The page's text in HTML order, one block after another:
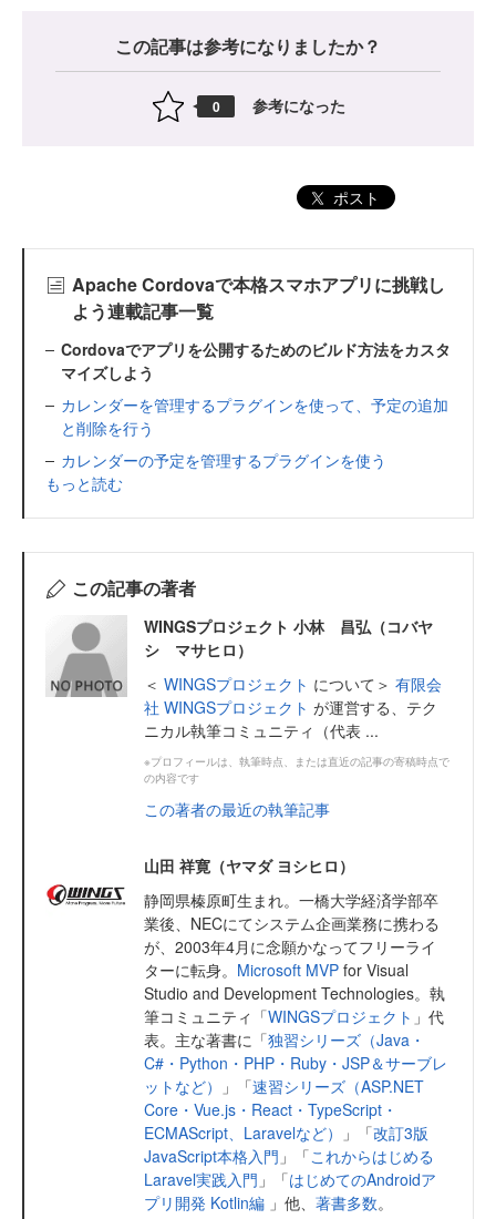
この記事は参考になりましたか？
0 参考になった
ポスト
Apache Cordovaで本格スマホアプリに挑戦し
よう連載記事一覧
Cordovaでアプリを公開するためのビルド方法をカスタ
マイズしよう
カレンダーを管理するプラグインを使って、予定の追加
と削除を行う
カレンダーの予定を管理するプラグインを使う
もっと読む
この記事の著者
WINGSプロジェクト 小林 昌弘（コバヤ
シ マサヒロ）
＜ WINGSプロジェクト について＞ 有限会
社 WINGSプロジェクト が運営する、テク
ニカル執筆コミュニティ（代表 ...
※プロフィールは、執筆時点、または直近の記事の寄稿時点で
の内容です
この著者の最近の執筆記事
山田 祥寛（ヤマダ ヨシヒロ）
静岡県榛原町生まれ。一橋大学経済学部卒
業後、NECにてシステム企画業務に携わる
が、2003年4月に念願かなってフリーライ
ターに転身。 Microsoft MVP for Visual
Studio and Development Technologies。執
筆コミュニティ「WINGSプロジェクト 」代
表。主な著書に「独習シリーズ（Java・
C#・Python・PHP・Ruby・JSP＆サーブレ
ットなど）
」「速習シリーズ（ASP.NET
Core・Vue.js・React・TypeScript・
ECMAScript、Laravelなど）
」「改訂3版
JavaScript本格入門 」「これからはじめる
Laravel実践入門 」「はじめてのAndroidア
プリ開発 Kotlin編 」他、 著書多数。